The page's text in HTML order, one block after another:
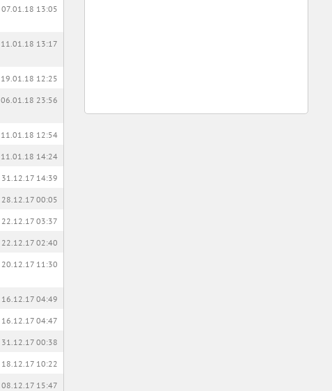
07.01.18 13:05
11.01.18 13:17
19.01.18 12:25
06.01.18 23:56
11.01.18 12:54
11.01.18 14:24
31.12.17 14:39
28.12.17 00:05
22.12.17 03:37
22.12.17 02:40
20.12.17 11:30
16.12.17 04:49
16.12.17 04:47
31.12.17 00:38
18.12.17 10:22
08.12.17 15:47